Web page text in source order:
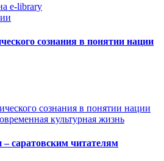
сознания в понятии нации
культурная жизнь
– саратовским читателям